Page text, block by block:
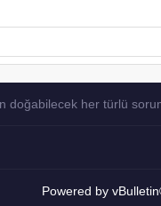
her türlü
Powered by